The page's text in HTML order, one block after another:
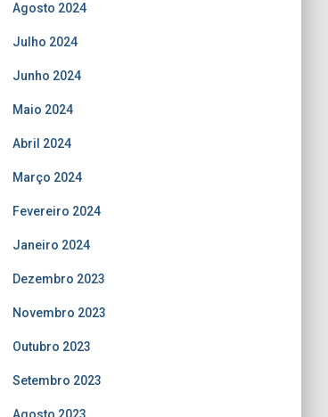
Agosto 2024
Julho 2024
Junho 2024
Maio 2024
Abril 2024
Março 2024
Fevereiro 2024
Janeiro 2024
Dezembro 2023
Novembro 2023
Outubro 2023
Setembro 2023